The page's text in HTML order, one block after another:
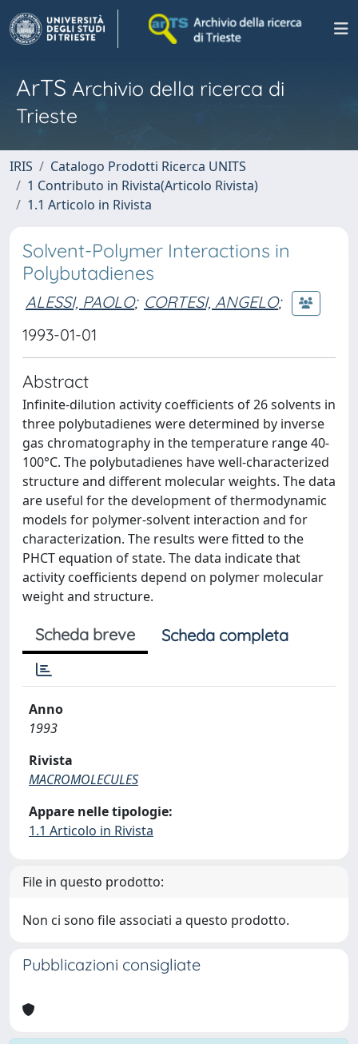
ArTS Archivio della ricerca di
Trieste
IRIS
Catalogo Prodotti Ricerca UNITS
1 Contributo in Rivista(Articolo Rivista)
1.1 Articolo in Rivista
Solvent-Polymer Interactions in
Polybutadienes
ALESSI, PAOLO; CORTESI, ANGELO;
1993-01-01
Abstract
Infinite-dilution activity coefficients of 26 solvents in
three polybutadienes were determined by inverse
gas chromatography in the temperature range 40-
100°C. The polybutadienes have well-characterized
structure and different molecular weights. The data
are useful for the development of thermodynamic
models for polymer-solvent interaction and for
characterization. The results were fitted to the
PHCT equation of state. The data indicate that
activity coefficients depend on polymer molecular
weight and structure.
Scheda breve Scheda completa
Anno
1993
Rivista
MACROMOLECULES
Appare nelle tipologie:
1.1 Articolo in Rivista
File in questo prodotto:
Non ci sono file associati a questo prodotto.
Pubblicazioni consigliate